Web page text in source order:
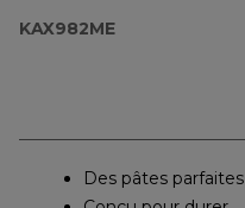
KAX982ME
Des pâtes parfaites